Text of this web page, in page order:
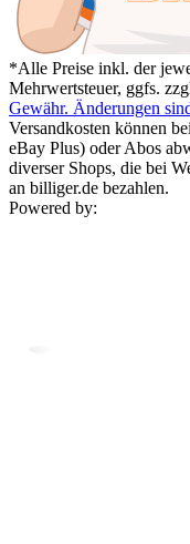
*Alle Preise inkl. der
Mehrwertsteuer, ggfs.
Gewähr. Änderungen
Versandkosten können
eBay Plus) oder Abos
diverser Shops, die bei
an billiger.de bezahlen.
Powered by: